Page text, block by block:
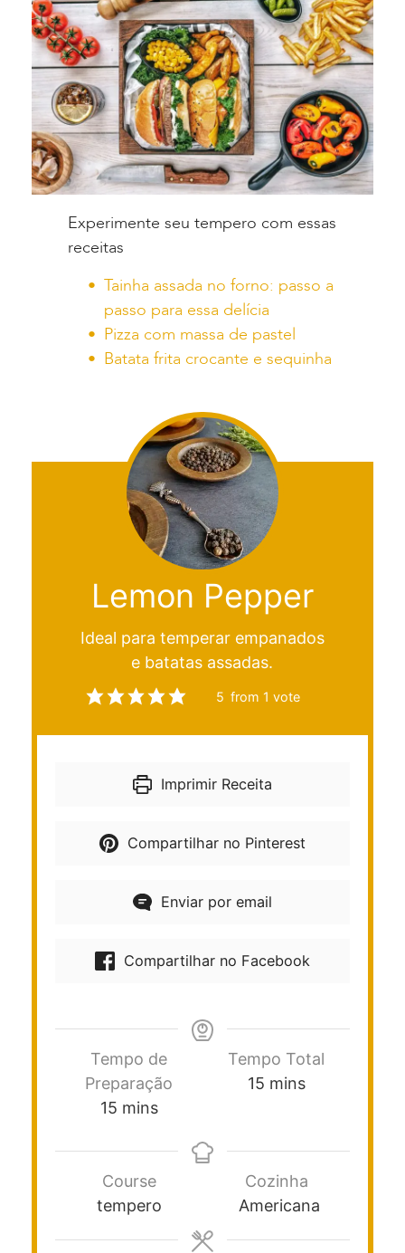
Experimente seu tempero com essas
receitas
Tainha assada no forno: passo a
passo para essa delícia
Pizza com massa de pastel
Batata frita crocante e sequinha
Lemon Pepper
Ideal para temperar empanados
e batatas assadas.
5 from 1 vote
Imprimir Receita
Compartilhar no Pinterest
Enviar por email
Compartilhar no Facebook
Tempo de
Preparação
15 mins
Tempo Total
15 mins
Course
tempero
Cozinha
Americana